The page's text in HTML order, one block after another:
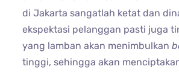
di Jakarta sangatlah ketat dan
ekspektasi pelanggan pasti juga
yang lamban akan menimbulkan
tinggi, sehingga akan